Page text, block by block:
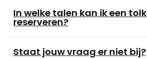
In welke talen kan ik een tolk
reserveren?
Staat jouw vraag er niet bij?